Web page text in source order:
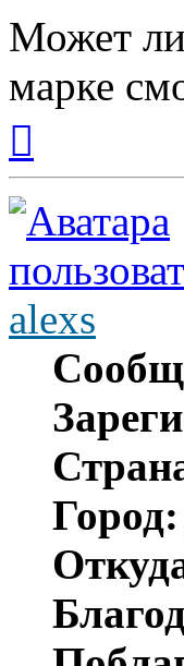
Может ли
марке
началу
alexs
Город: